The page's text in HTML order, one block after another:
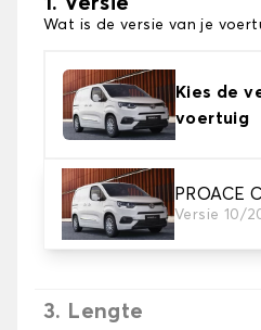
Wat is de versie van je
Kies de
voertuig
PROACE
Versie 10/
2. Tapijt kleuren
Kies de kleur van je tapijt
3. Lengte